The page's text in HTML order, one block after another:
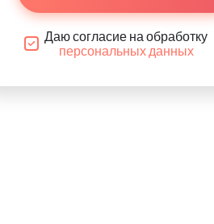
Даю согласие на обработку
персональных данных